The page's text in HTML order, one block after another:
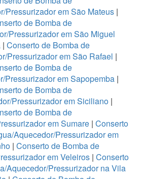
Pressurizador em São Mateus |
de Bomba de
Pressurizador em São Miguel
| Conserto de Bomba de
Pressurizador em São Rafael |
de Bomba de
Pressurizador em Sapopemba |
de Bomba de
Pressurizador em Siciliano|
de Bomba de
em Sumare | Conserto
Aquecedor/Pressurizador em
| Conserto de Bomba de
em Veleiros | Conserto
Aquecedor/Pressurizador na Vila